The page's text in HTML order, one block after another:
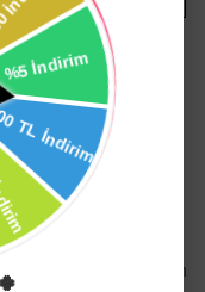
tedarikinden